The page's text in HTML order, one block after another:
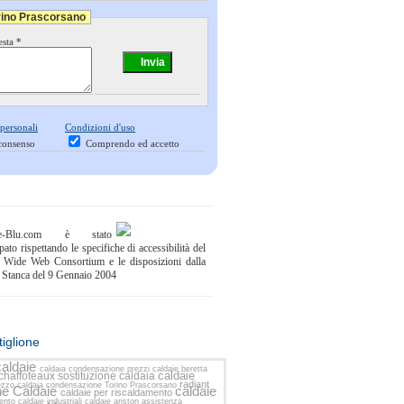
Prascorsano
*
Condizioni d'uso
Comprendo ed accetto
Blu.com è stato
rispettando le specifiche di accessibilità del
Wide Web Consortium e le disposizioni dalla
del 9 Gennaio 2004
caldaia condensazione prezzi caldaie beretta
sostituzione caldaia caldaie
caldaia condensazione Torino Prascorsano radiant
Caldaie caldaie per riscaldamento caldaie
caldaie industriali caldaie ariston assistenza